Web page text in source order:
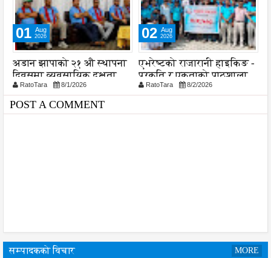
01 Aug
2026
अडान झापाको २१ औ स्थापना
दिवसमा व्यवसायिक दक्षता,
विश्वसनीयता र गुणस्तरमा
जोड
RatoTara 8/1/2026
02 Aug
2026
एभरेष्टको राजारानी हाइकिङ -
प्रकृति र एकताको पाठशाला
RatoTara 8/2/2026
POST A COMMENT
सम्पादकको विचार MORE